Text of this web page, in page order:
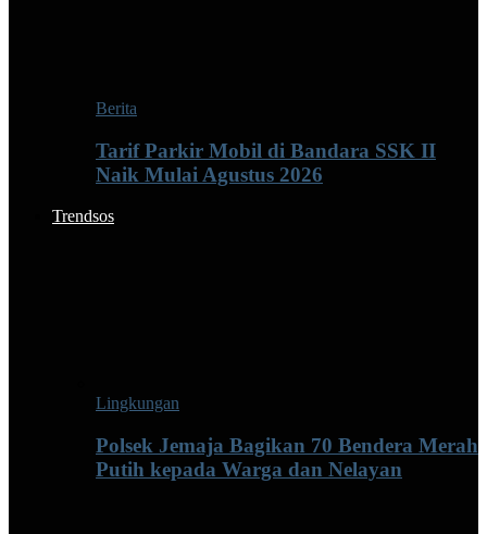
Berita
Tarif Parkir Mobil di Bandara SSK II
Naik Mulai Agustus 2026
Trendsos
Lingkungan
Polsek Jemaja Bagikan 70 Bendera Merah
Putih kepada Warga dan Nelayan